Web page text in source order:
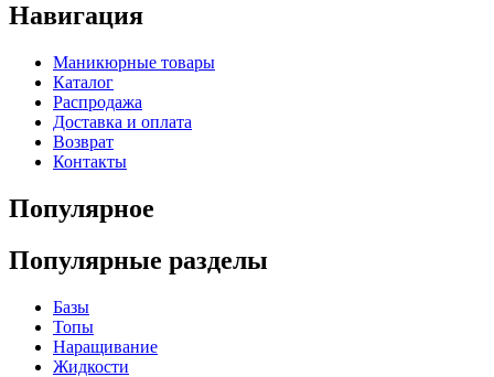
Навигация
Маникюрные товары
Каталог
Распродажа
Доставка и оплата
Возврат
Контакты
Популярное
Популярные разделы
Базы
Топы
Наращивание
Жидкости